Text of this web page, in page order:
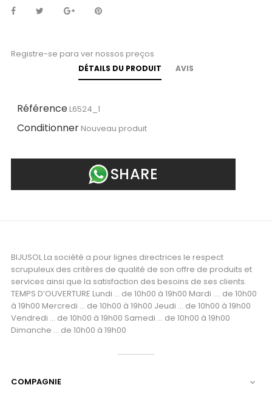
Registre-se para ver nossos preços
DÉTAILS DU PRODUIT AVIS
Référence L6524_1
Conditionner Nouveau produit
SHARE
BIJUSOL La société a pour lignes directrices le respect
scrupuleux des critères de qualité de son offre de produits et
services ainsi que la satisfaction des besoins de ses clients.
TEMPS D’OUVERTURE Lundi ... de 10h00 à 19h00 Mardi .... de 10h00
à 19h00 Mercredi ... de 10h00 à 19h00 Jeudi ... de 10h00 à 19h00
Vendredi ... de 10h00 à 19h00 Samedi ... de 10h00 à 19h00
Dimanche ... de 10h00 à 19h00
COMPAGNIE 